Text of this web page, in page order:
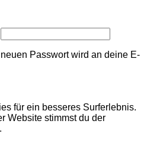
Passwort wird an deine E-
für ein besseres Surferlebnis.
Website stimmst du der